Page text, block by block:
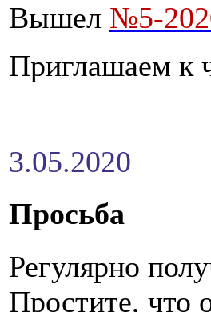
Вышел №5-
Приглашаем к
3.05.2020
Просьба
Регулярно
Простите, что